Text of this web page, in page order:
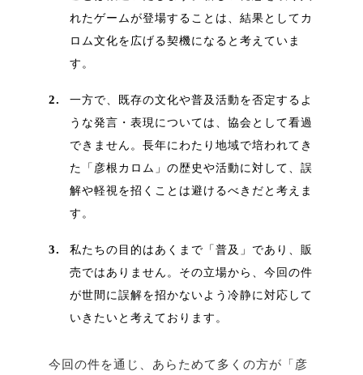
れたゲームが登場することは、結果としてカ
ロム文化を広げる契機になると考えていま
す。
2.
一方で、既存の文化や普及活動を否定するよ
うな発言・表現については、協会として看過
できません。長年にわたり地域で培われてき
た「彦根カロム」の歴史や活動に対して、誤
解や軽視を招くことは避けるべきだと考えま
す。
3.
私たちの目的はあくまで「普及」であり、販
売ではありません。その立場から、今回の件
が世間に誤解を招かないよう冷静に対応して
いきたいと考えております。
今回の件を通じ、あらためて多くの方が「彦